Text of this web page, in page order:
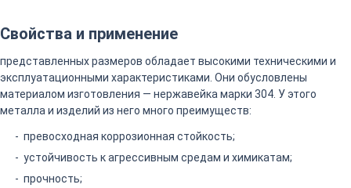
Свойства и применение
представленных размеров обладает высокими техническими и
эксплуатационными характеристиками. Они обусловлены
материалом изготовления — нержавейка марки 304. У этого
металла и изделий из него много преимуществ:
превосходная коррозионная стойкость;
устойчивость к агрессивным средам и химикатам;
прочность;